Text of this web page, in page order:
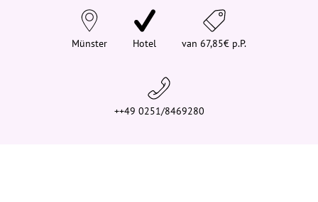
e
h
e
Münster Hotel van 67,85€ p.P.
++49 0251/8469280